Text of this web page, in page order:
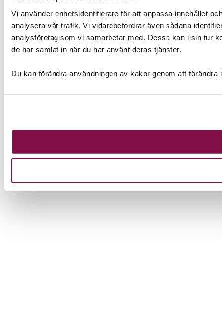
Vi använder enhetsidentifierare för att anpassa innehållet
analysera vår trafik. Vi vidarebefordrar även sådana
analysföretag som vi samarbetar med. Dessa kan i sin tur
de har samlat in när du har använt deras tjänster.
Du kan förändra användningen av kakor genom att